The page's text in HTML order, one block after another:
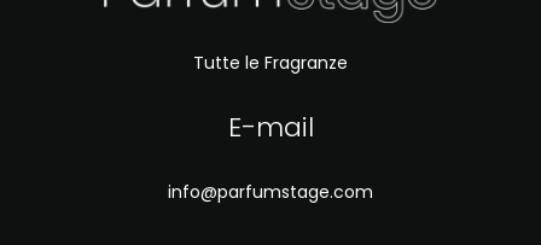
Tutte le Fragranze
E-mail
info@parfumstage.com